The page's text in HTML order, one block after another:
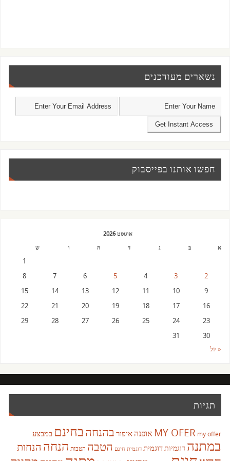
נשארים מעודכנים
חפשו אותנו בפייסבוק
אוגוסט 2026
א
ב ג ד ה ו ש
1
2
3
4
5
6
7
8
9
10
11
12
13
14
15
16
17
18
19
20
21
22
23
24
25
26
27
28
29
30
31
« יול
תגיות
MY OFER my offer אופנהאיפור בהנחהבחינם במבצע
במתנה דוגמיותדוגמית דוגמית חינם הטבה הטבות הנחה הנחות